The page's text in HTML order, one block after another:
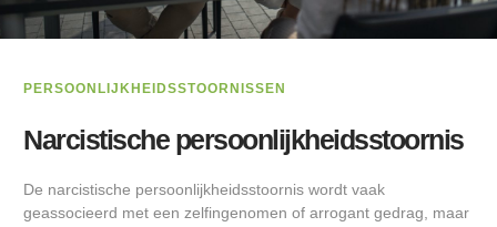
PERSOONLIJKHEIDSSTOORNISSEN
Narcistische persoonlijkheidsstoornis
De narcistische persoonlijkheidsstoornis wordt vaak
geassocieerd met een zelfingenomen of arrogant gedrag, maar